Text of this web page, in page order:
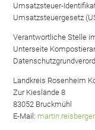
Umsatzsteuer-
Umsatzsteuergesetz
Verantwortliche Stelle
Unterseite
Landkreis Rosenheim
Zur Kieslände 8
83052 Bruckmühl
E-Mail: